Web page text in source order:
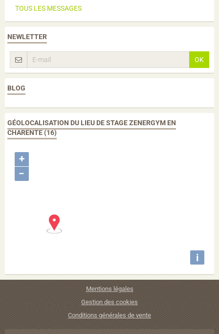
TOUS LES MESSAGES
NEWLETTER
OK
BLOG
GÉOLOCALISATION DU LIEU DE STAGE ZENERGYM EN
CHARENTE (16)
+
−
i
Mentions légales
Gestion des cookies
Conditions générales de vente